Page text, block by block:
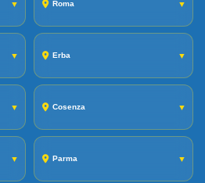
▼ Roma ▼
▼ Erba ▼
▼ Cosenza ▼
▼ Parma ▼